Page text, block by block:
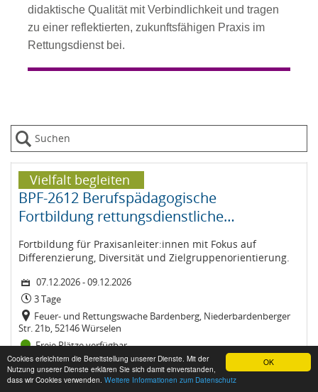
didaktische Qualität mit Verbindlichkeit und tragen
zu einer reflektierten, zukunftsfähigen Praxis im
Rettungsdienst bei.
BPF-2612 Berufspädagogische
Fortbildung rettungsdienstliche
Vielfalt begleiten
Fortbildung für Praxisanleiter:innen mit Fokus auf
Differenzierung, Diversität und Zielgruppenorientierung.
07.12.2026 - 09.12.2026
3 Tage
Feuer- und Rettungswache Bardenberg, Niederbardenberger
Str. 21b, 52146 Würselen
Freie Plätze verfügbar
Sicher bewerten
Ⓒ BZPG Bildungszentrum für Pflege und Gesundheit gGmbH
in der StädteRegion Aachen 2026 powered by
easySoft Publish
Impressum
Datenschutz
OK
Cookies erleichtern die Bereitstellung unserer Dienste. Mit der
Nutzung unserer Dienste erklären Sie sich damit einverstanden,
dass wir Cookies verwenden. Weitere Informationen zum Datenschutz